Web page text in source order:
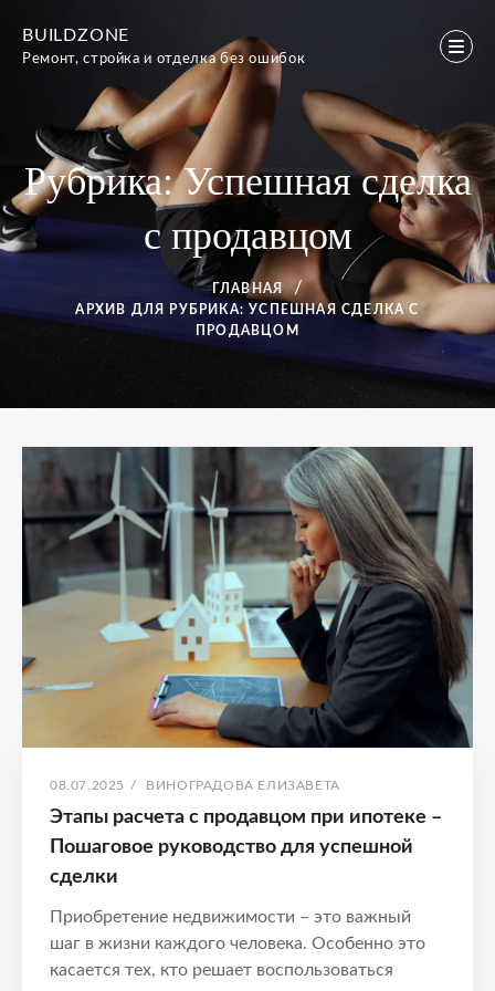
содержимому
BUILDZONE
Ремонт, стройка и отделка без ошибок
Рубрика:Успешная сделка
с продавцом
ГЛАВНАЯ
АРХИВ ДЛЯ
РУБРИКА:УСПЕШНАЯ СДЕЛКА С
ПРОДАВЦОМ
Рубрика:
Успешная
сделка
с
продавцом
ОПУБЛИКОВАНО
08.07.2025 / АВТОР:
ВИНОГРАДОВА ЕЛИЗАВЕТА
Этапы расчета с продавцом при ипотеке –
Пошаговое руководство для успешной
сделки
Приобретение недвижимости – это важный
шаг в жизни каждого человека. Особенно это
касается тех, кто решает воспользоваться